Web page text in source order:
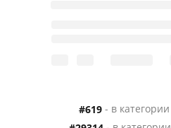
#619 - в категории